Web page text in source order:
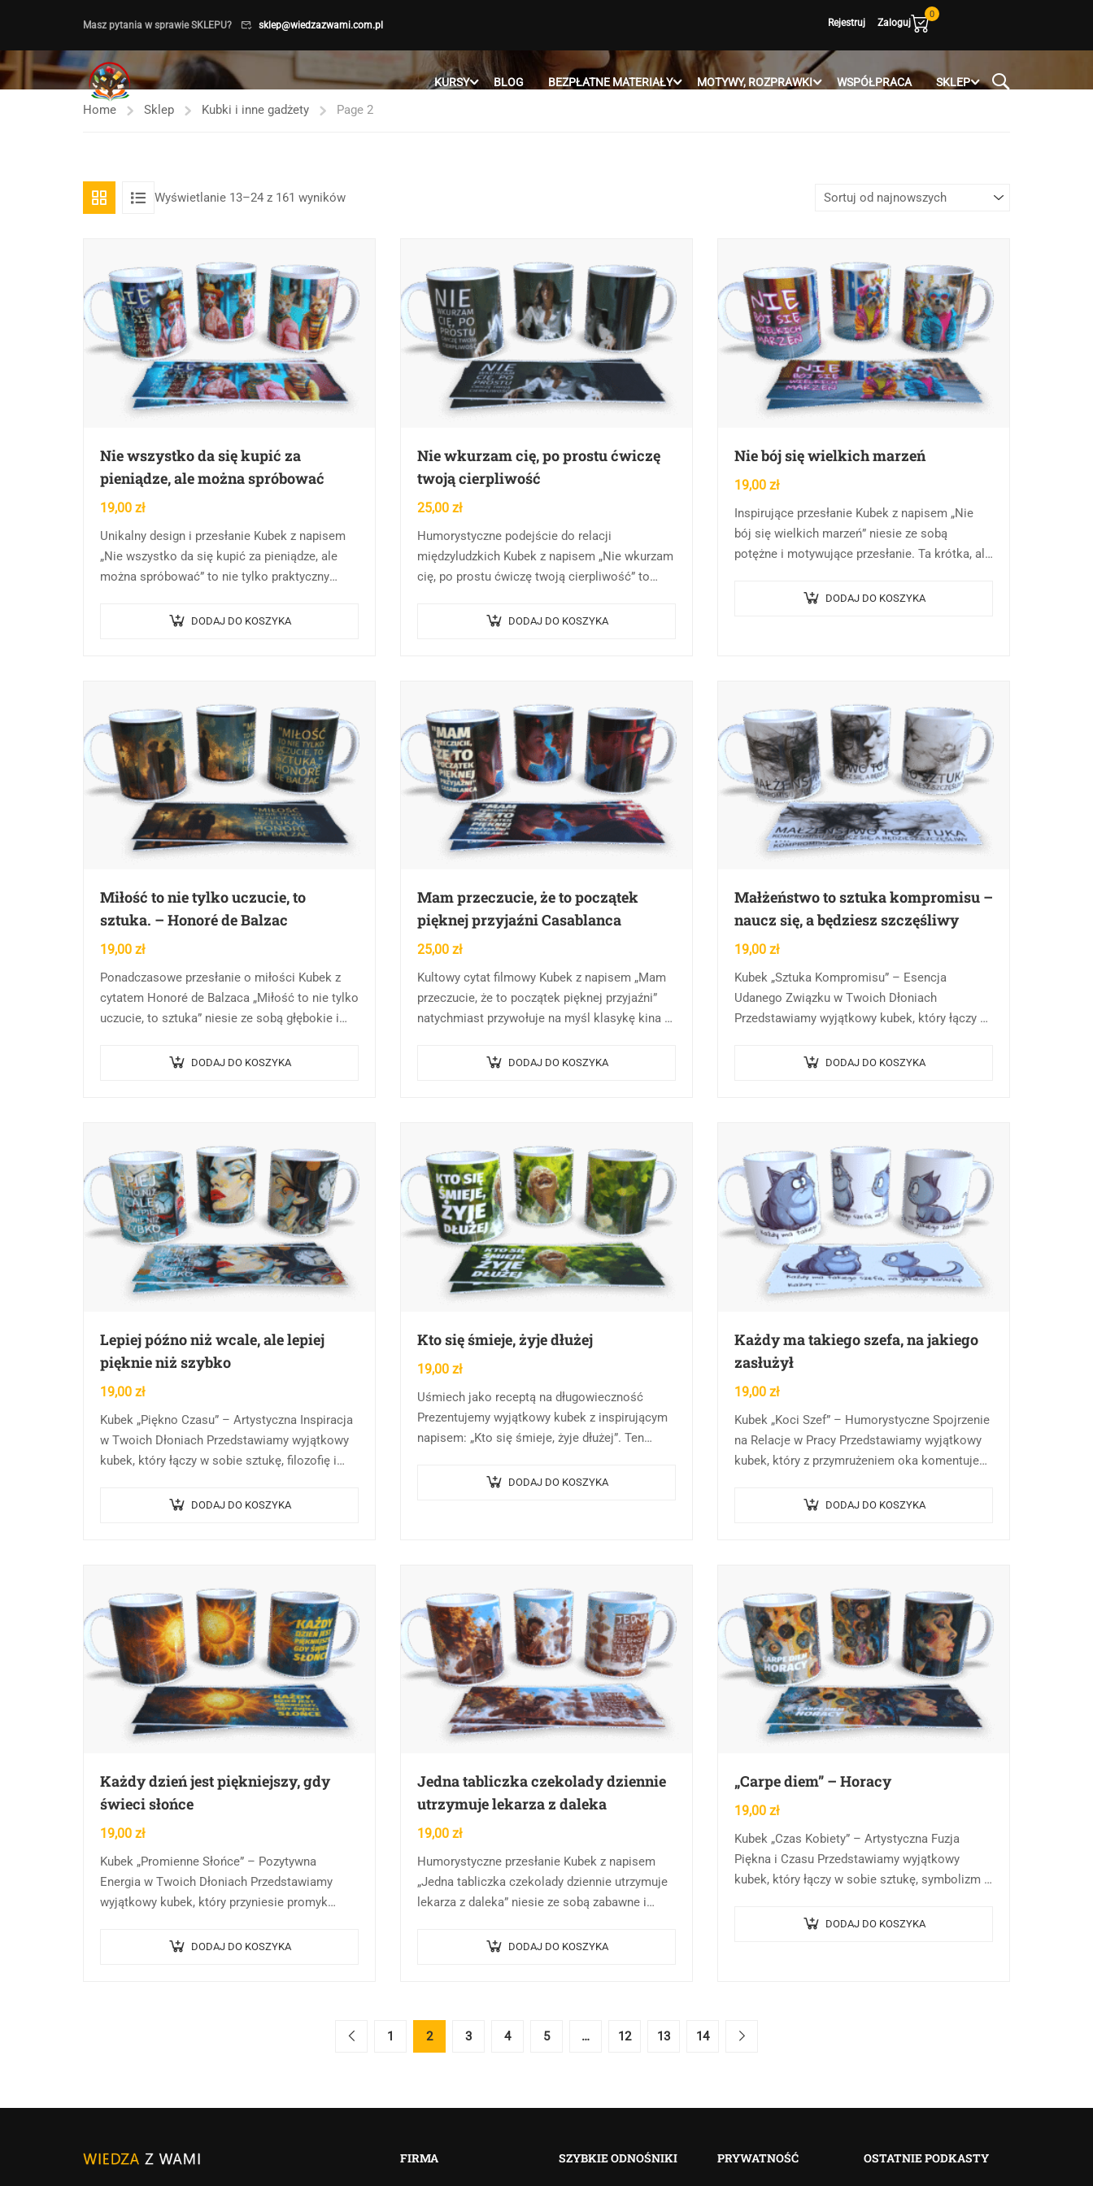
Masz pytania w sprawie SKLEPU? sklep@wiedzazwami.com.pl Rejestruj Zaloguj
0
KURSY BLOG BEZPŁATNE MATERIAŁY MOTYWY, ROZPRAWKI WSPÓŁPRACA SKLEP
Home Sklep Kubki i inne gadżety Page 2
Wyświetlanie 13–24 z 161 wynikówPosortowane
Nie wszystko da się kupić za
pieniądze, ale można spróbować
19,00 zł
Unikalny design i przesłanie Kubek z napisem
„Nie wszystko da się kupić za pieniądze, ale
można spróbować” to nie tylko praktyczny
nośnik intrygującego przesłania….
DODAJ DO KOSZYKA
Nie wkurzam cię, po prostu ćwiczę
twoją cierpliwość
25,00 zł
Humorystyczne podejście do relacji
międzyludzkich Kubek z napisem „Nie wkurzam
cię, po prostu ćwiczę twoją cierpliwość” to
między ludźmi. Ten dowcipny cytat
DODAJ DO KOSZYKA
Nie bój się wielkich marzeń
19,00 zł
Inspirujące przesłanie Kubek z napisem „Nie
bój się wielkich marzeń” niesie ze sobą
potężne i motywujące przesłanie. Ta krótka, ale
DODAJ DO KOSZYKA
Miłość to nie tylko uczucie, to
sztuka. – Honoré de Balzac
19,00 zł
Ponadczasowe przesłanie o miłości Kubek z
cytatem Honoré de Balzaca „Miłość to nie tylko
uczucie, to sztuka” niesie ze sobą głębokie i
pochodzące od jednego…DODAJ DO KOSZYKA
Mam przeczucie, że to początek
pięknej przyjaźni Casablanca
25,00 zł
Kultowy cytat filmowy Kubek z napisem „Mam
przeczucie, że to początek pięknej przyjaźni”
natychmiast przywołuje na myśl klasykę kina –
wypowiedziany… DODAJ DO KOSZYKA
Małżeństwo to sztuka kompromisu –
naucz się, a będziesz szczęśliwy
19,00 zł
Kubek „Sztuka Kompromisu” – Esencja
Udanego Związku w Twoich Dłoniach
Przedstawiamy wyjątkowy kubek, który łączy w
Nasz produkt „Sztuka Kompromisu” to nie
DODAJ DO KOSZYKA
Lepiej późno niż wcale, ale lepiej
pięknie niż szybko
19,00 zł
Kubek „Piękno Czasu” – Artystyczna Inspiracja
w Twoich Dłoniach Przedstawiamy wyjątkowy
kubek, który łączy w sobie sztukę, filozofię i
„Piękno Czasu” to nie tylko naczynie…
DODAJ DO KOSZYKA
Kto się śmieje, żyje dłużej
19,00 zł
Uśmiech jako receptą na długowieczność
Prezentujemy wyjątkowy kubek z inspirującym
napisem: „Kto się śmieje, żyje dłużej”. Ten
praktyczne naczynie do picia, ale również…
DODAJ DO KOSZYKA
Każdy ma takiego szefa, na jakiego
zasłużył
19,00 zł
Kubek „Koci Szef” – Humorystyczne Spojrzenie
na Relacje w Pracy Przedstawiamy wyjątkowy
kubek, który z przymrużeniem oka komentuje
nie tylko naczynie na…DODAJ DO KOSZYKA
Każdy dzień jest piękniejszy, gdy
świeci słońce
19,00 zł
Kubek „Promienne Słońce” – Pozytywna
Energia w Twoich Dłoniach Przedstawiamy
wyjątkowy kubek, który przyniesie promyk
„Promienne Słońce” to nie tylko naczynie na…
DODAJ DO KOSZYKA
Jedna tabliczka czekolady dziennie
utrzymuje lekarza z daleka
19,00 zł
Humorystyczne przesłanie Kubek z napisem
„Jedna tabliczka czekolady dziennie utrzymuje
lekarza z daleka” niesie ze sobą zabawne i
oczywistym nawiązaniem do znanego
DODAJ DO KOSZYKA
„Carpe diem” – Horacy
19,00 zł
Kubek „Czas Kobiety” – Artystyczna Fuzja
Piękna i Czasu Przedstawiamy wyjątkowy
kubek, który łączy w sobie sztukę, symbolizm i
Kobiety” to nie tylko naczynie…
DODAJ DO KOSZYKA
1 2 3 4 5 … 12 13 14
FIRMA SZYBKIE ODNOŚNIKI PRYWATNOŚĆ OSTATNIE PODKASTY